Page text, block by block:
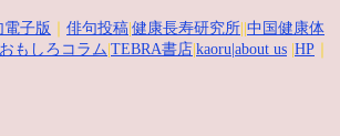
電子版 俳句投稿 健康長寿研究所 中国健康体
おもしろコラム TEBRA書店 kaoru |about us HP